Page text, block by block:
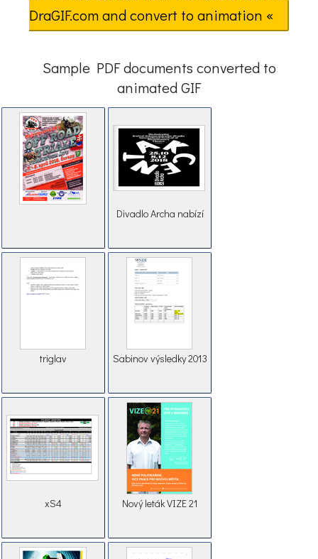
DraGIF.com and convert to animation «
Sample PDF documents converted to
animated GIF
Divadlo Archa nabízí
triglav Sabinov výsledky 2013
xS4 Nový leták VIZE 21